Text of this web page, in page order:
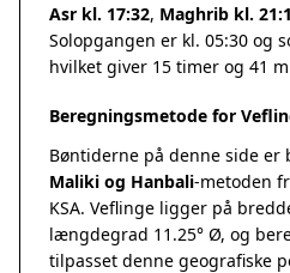
Asr kl. 17:32, Maghrib kl.
Solopgangen er kl. 05:30 og
hvilket giver 15 timer og 41
Beregningsmetode for
Bøntiderne på denne side er
Maliki og Hanbali-metoden
KSA. Veflinge ligger på
længdegrad 11.25° Ø, og
tilpasset denne geografiske